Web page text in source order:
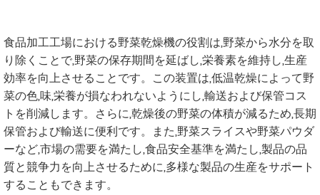
食品加工工場における野菜乾燥機の役割は,野菜から水分を取
り除くことで,野菜の保存期間を延ばし,栄養素を維持し,生産
効率を向上させることです。この装置は,低温乾燥によって野
菜の色,味,栄養が損なわれないようにし,輸送および保管コス
トを削減します。さらに,乾燥後の野菜の体積が減るため,長期
保管および輸送に便利です。また,野菜スライスや野菜パウダ
ーなど,市場の需要を満たし,食品安全基準を満たし,製品の品
質と競争力を向上させるために,多様な製品の生産をサポート
することもできます。